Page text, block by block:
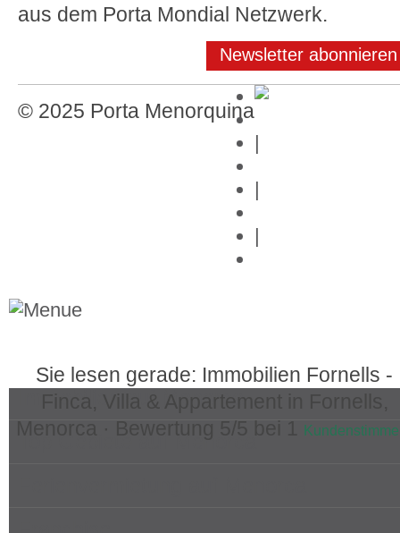
aus dem Porta Mondial Netzwerk.
Newsletter abonnieren
© 2025 Porta Menorquina
|
|
|
Sie lesen gerade: Immobilien Fornells -
Menorca · Bewertung 5/5 bei 1